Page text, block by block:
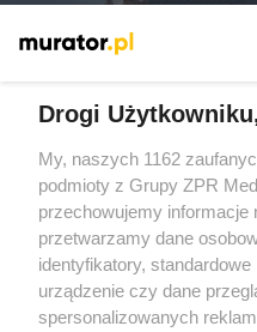
Żaden utwór zamieszczony w
rozpowszechniany lub dalej
sposób (w tym także
jakimkolwiek polu eksploatacji
umieszczaniem w Internecie
Jakiekolwiek użycie lub
części z naruszeniem prawa,
zabronione pod groźbą kary i
Drogi
My, naszych 1162
podmioty z Grupy ZPR
przechowujemy informacje
przetwarzamy dane
identyfikatory,
urządzenie czy dane
spersonalizowanych